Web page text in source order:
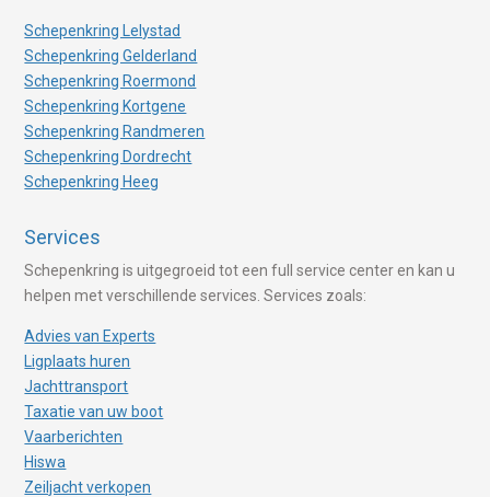
Schepenkring Lelystad
Schepenkring Gelderland
Schepenkring Roermond
Schepenkring Kortgene
Schepenkring Randmeren
Schepenkring Dordrecht
Schepenkring Heeg
Services
Schepenkring is uitgegroeid tot een full service center en kan u
helpen met verschillende services. Services zoals:
Advies van Experts
Ligplaats huren
Jachttransport
Taxatie van uw boot
Vaarberichten
Hiswa
Zeiljacht verkopen